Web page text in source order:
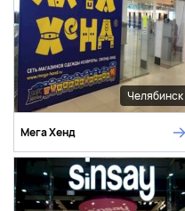
Челябинск
Мега Хенд